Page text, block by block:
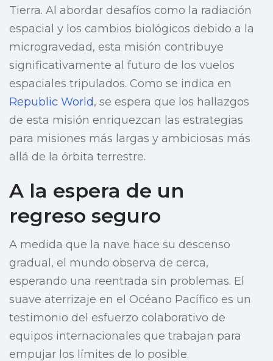
Tierra. Al abordar desafíos como la radiación
espacial y los cambios biológicos debido a la
microgravedad, esta misión contribuye
significativamente al futuro de los vuelos
espaciales tripulados. Como se indica en
Republic World, se espera que los hallazgos
de esta misión enriquezcan las estrategias
para misiones más largas y ambiciosas más
allá de la órbita terrestre.
A la espera de un
regreso seguro
A medida que la nave hace su descenso
gradual, el mundo observa de cerca,
esperando una reentrada sin problemas. El
suave aterrizaje en el Océano Pacífico es un
testimonio del esfuerzo colaborativo de
equipos internacionales que trabajan para
empujar los límites de lo posible.